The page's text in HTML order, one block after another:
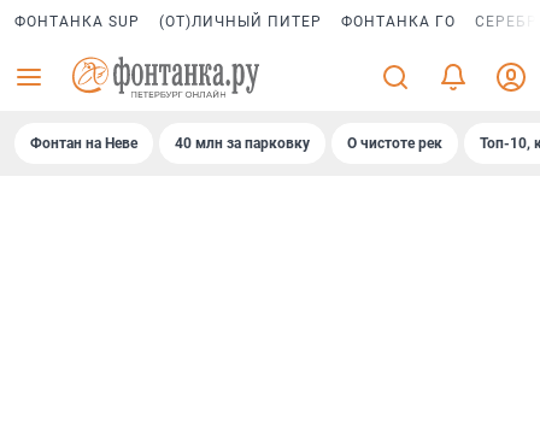
ФОНТАНКА SUP (ОТ)ЛИЧНЫЙ ПИТЕР ФОНТАНКА ГО
Фонтан на Неве 40 млн за парковку О чистоте рек Топ-10,